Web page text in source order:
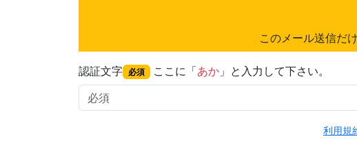
このメール送信だ
認証文字 必須 ここに「あか」と入力して下さい。
利用規